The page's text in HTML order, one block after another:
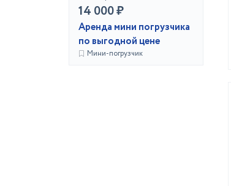
14 000 ₽
Аренда мини погрузчика
по выгодной цене
Мини-погрузчик